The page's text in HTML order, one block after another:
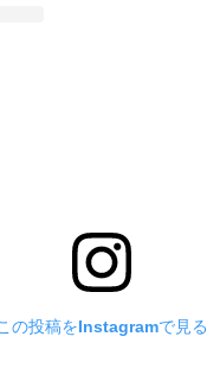
の投稿をInstagramで見る